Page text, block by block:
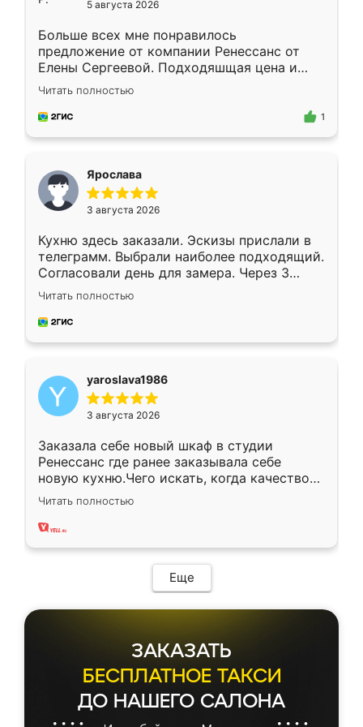
5 августа 2026
Больше всех мне понравилось
предложение от компании Ренессанс от
Елены Сергеевой. Подходяшщая цена и
короткие сроки изготовления. Приехавший
для замера сотрудник Владислав
предложил по моему эскизу самый
Читать полностью
1
Ярослава
3 августа 2026
Кухню здесь заказали. Эскизы прислали в
телеграмм. Выбрали наиболее подходящий.
Согласовали день для замера. Через 3
недели кухня была уже готова. Остались
довольны работой. Спасибо Ренессанс
мебель за качественную работу!
Читать полностью
yaroslava1986
3 августа 2026
Заказала себе новый шкаф в студии
Ренессанс где ранее заказывала себе
новую кухню.Чего искать, когда качеством
вполне довольна. Служит кухня уже почти
два года, нареканий нет.
Читать полностью
Еще
ЗАКАЗАТЬ
БЕСПЛАТНОЕ ТАКСИ
ДО НАШЕГО САЛОНА